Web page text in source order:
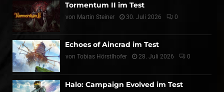
Tormentum II im Test
von Martin Steiner 30. Juli 2026 0
Echoes of Aincrad im Test
von Tobias Hörstlhofer 28. Juli 2026 0
Halo: Campaign Evolved im Test